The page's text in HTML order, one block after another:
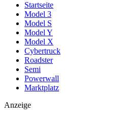
Startseite
Model 3
Model S
Model Y
Model X
Cybertruck
Roadster
Semi
Powerwall
Marktplatz
Anzeige